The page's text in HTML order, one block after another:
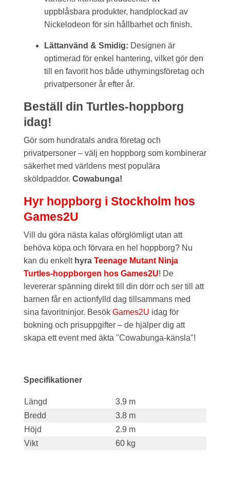
uppblåsbara produkter, handplockad av
Nickelodeon för sin hållbarhet och finish.
Lättanvänd & Smidig: Designen är
optimerad för enkel hantering, vilket gör den
till en favorit hos både uthyrningsföretag och
privatpersoner år efter år.
Beställ din Turtles-hoppborg
idag!
Gör som hundratals andra företag och
privatpersoner – välj en hoppborg som kombinerar
säkerhet med världens mest populära
sköldpaddor. Cowabunga!
Hyr hoppborg i Stockholm hos
Games2U
Vill du göra nästa kalas oförglömligt utan att
behöva köpa och förvara en hel hoppborg? Nu
kan du enkelt hyra Teenage Mutant Ninja
Turtles-hoppborgen hos Games2U! De
levererar spänning direkt till din dörr och ser till att
barnen får en actionfylld dag tillsammans med
sina favoritninjor. Besök Games2U idag för
bokning och prisuppgifter – de hjälper dig att
skapa ett event med äkta "Cowabunga-känsla"!
Specifikationer
Längd
3.9 m
Bredd
3.8 m
Höjd
2.9 m
Vikt
60 kg